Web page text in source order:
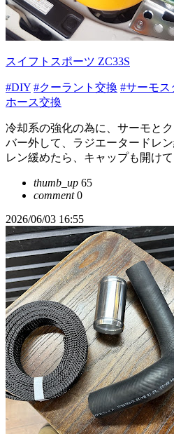
スイフトスポーツ ZC33S
#DIY #クーラント交換 #サーモス
ホース交換
冷却系の強化の為に、サーモと
バー外して、ラジエータードレ
レン緩めたら、キャップも開け
thumb_up 65
comment0
2026/06/03 16:55